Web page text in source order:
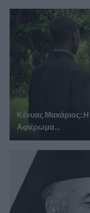
Κένυας Μακάριος:
Αφιέρωμα...